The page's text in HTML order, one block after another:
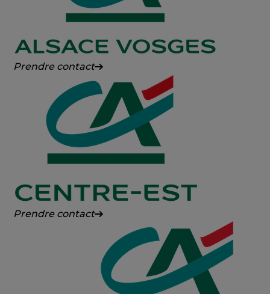
Crédit
Vosges
Prendre contact
Crédit
Prendre contact